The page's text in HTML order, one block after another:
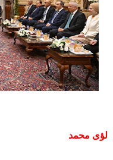
لؤى محمد